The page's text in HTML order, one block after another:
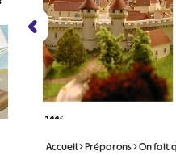
Accueil>Préparons>On fait